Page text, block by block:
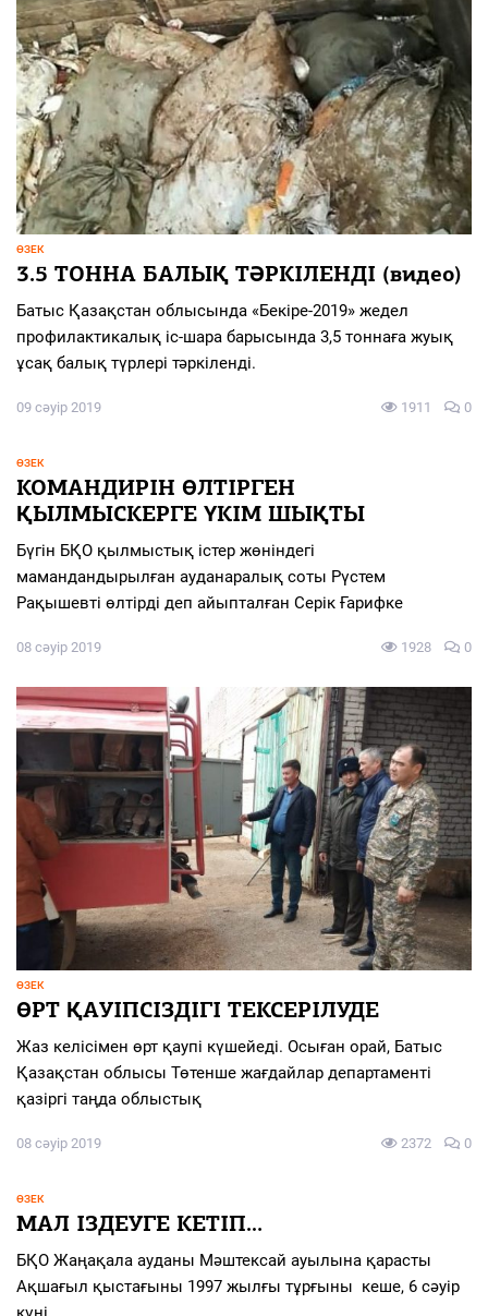
ӨЗЕК
3.5 ТОННА БАЛЫҚ ТӘРКІЛЕНДІ (видео)
Батыс Қазақстан облысында «Бекіре-2019» жедел
профилактикалық іс-шара барысында 3,5 тоннаға жуық
ұсақ балық түрлері тәркіленді.
09 сәуір 2019 1911 0
ӨЗЕК
КОМАНДИРІН ӨЛТІРГЕН
ҚЫЛМЫСКЕРГЕ ҮКІМ ШЫҚТЫ
Бүгін БҚО қылмыстық істер жөніндегі
мамандандырылған ауданаралық соты Рүстем
Рақышевті өлтірді деп айыпталған Серік Ғарифке
08 сәуір 2019 1928 0
ӨЗЕК
ӨРТ ҚАУІПСІЗДІГІ ТЕКСЕРІЛУДЕ
Жаз келісімен өрт қаупі күшейеді. Осыған орай, Батыс
Қазақстан облысы Төтенше жағдайлар департаменті
қазіргі таңда облыстық
08 сәуір 2019 2372 0
ӨЗЕК
МАЛ ІЗДЕУГЕ КЕТІП…
БҚО Жаңақала ауданы Мәштексай ауылына қарасты
Ақшағыл қыстағыны 1997 жылғы тұрғыны кеше, 6 сәуір